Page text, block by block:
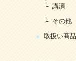
講演
その他
取扱い商品